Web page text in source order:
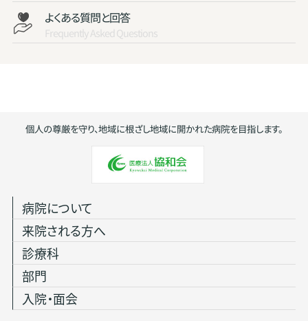
よくある質問と回答
Frequently Asked Questions
個人の尊厳を守り、地域に根ざし地域に開かれた病院を目指します。
病院について
来院される方へ
診療科
部門
入院・面会